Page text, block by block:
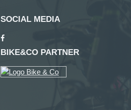
SOCIAL MEDIA
BIKE&CO PARTNER